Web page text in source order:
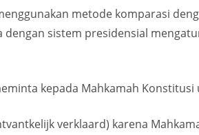
metode komparasi
sistem presidensial
kepada Mahkamah Konstitusi
verklaard) karena